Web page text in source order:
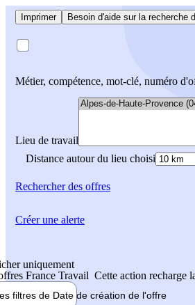
Imprimer Besoin d'aide sur la recherche
Métier, compétence, mot-clé, numéro
Lieu de travail
Distance autour du lieu choisi
Rechercherdes offres
uniquement
France Travail Cette action recharge
filtres de Date de création de l'offre
Créer une alerte